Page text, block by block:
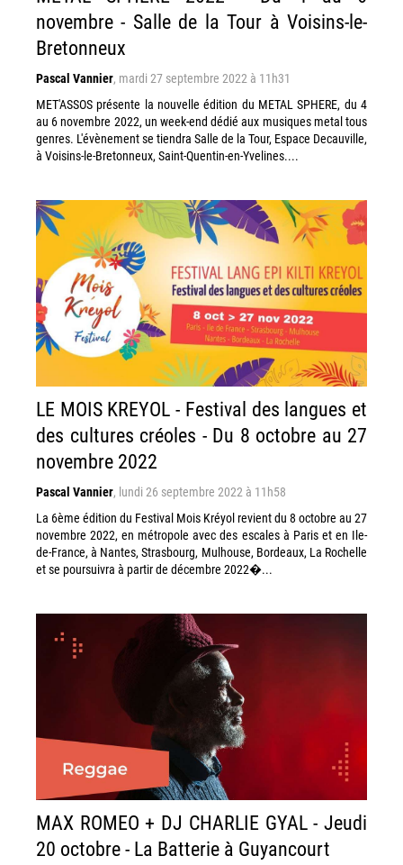
novembre - Salle de la Tour à Voisins-le-
Bretonneux
Pascal Vannier, mardi 27 septembre 2022 à 11h31
MET'ASSOS présente la nouvelle édition du METAL SPHERE, du 4
au 6 novembre 2022, un week-end dédié aux musiques metal tous
genres. L'évènement se tiendra Salle de la Tour, Espace Decauville,
à Voisins-le-Bretonneux, Saint-Quentin-en-Yvelines....
LE MOIS KREYOL - Festival des langues et
des cultures créoles - Du 8 octobre au 27
novembre 2022
Pascal Vannier, lundi 26 septembre 2022 à 11h58
La 6ème édition du Festival Mois Kréyol revient du 8 octobre au 27
novembre 2022, en métropole avec des escales à Paris et en Ile-
de-France, à Nantes, Strasbourg, Mulhouse, Bordeaux, La Rochelle
et se poursuivra à partir de décembre 2022�...
MAX ROMEO + DJ CHARLIE GYAL - Jeudi
20 octobre - La Batterie à Guyancourt